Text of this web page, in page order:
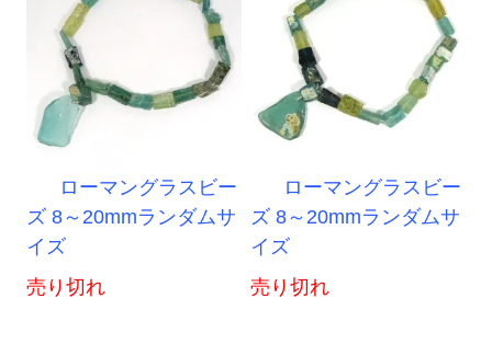
ローマングラスビー
ズ 8～20mmランダムサ
イズ
売り切れ
ローマングラスビー
ズ 8～20mmランダムサ
イズ
売り切れ